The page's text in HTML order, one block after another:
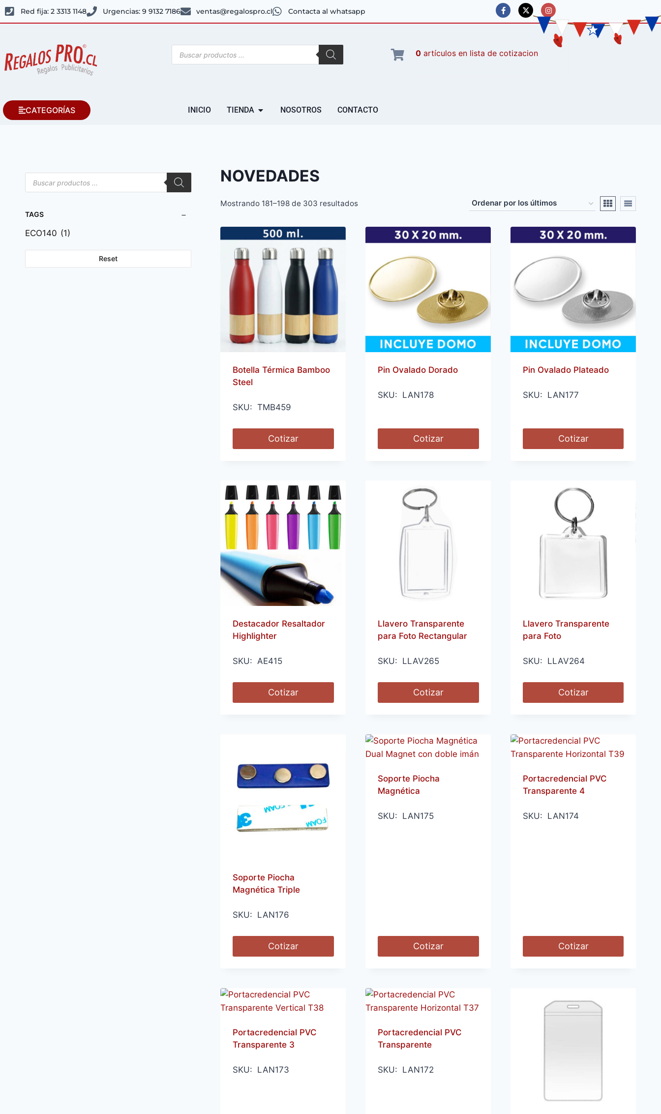
Red fija: 2 3313 1148 Urgencias: 9 9132 7186 ventas@regalospro.cl Contacta al whatsapp
0 artículos
CATEGORÍAS INICIO TIENDA NOSOTROS CONTACTO
NOVEDADES
Mostrando 181–198 de 303 resultados
Botella Térmica Bamboo
Steel
SKU: TMB459
Cotizar
Pin Ovalado Dorado
SKU: LAN178
Cotizar
Pin Ovalado Plateado
SKU: LAN177
Cotizar
Destacador Resaltador
Highlighter
SKU: AE415
Cotizar
Llavero Transparente
para Foto Rectangular
SKU: LLAV265
Cotizar
Llavero Transparente
para Foto
SKU: LLAV264
Cotizar
Soporte Piocha
Magnética Triple
SKU: LAN176
Cotizar
Soporte Piocha
Magnética
SKU: LAN175
Cotizar
Portacredencial PVC
Transparente 4
SKU: LAN174
Cotizar
Portacredencial PVC
Transparente 3
SKU: LAN173
Portacredencial PVC
Transparente
SKU: LAN172
TAGS
ECO140 (1)
Reset